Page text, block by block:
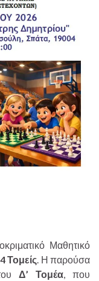
Μαθητικό
Τομείς. Η παρούσα
Δ’ Τομέα, που